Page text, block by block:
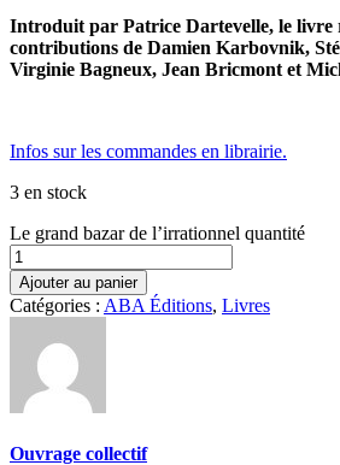
Introduit par Patrice Dartevelle, le livre
contributions de Damien Karbovnik,
Virginie Bagneux, Jean Bricmont et
Infos sur les commandes en librairie.
3 en stock
Le grand bazar de l’irrationnel quantité
Ajouter au panier
Catégories : ABA Éditions, Livres
Ouvrage collectif